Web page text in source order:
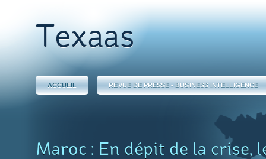
Texaas
ACCUEIL REVUE DE PRESSE - BUSINESS INTELLIGENCE
Maroc : En dépit de la crise,